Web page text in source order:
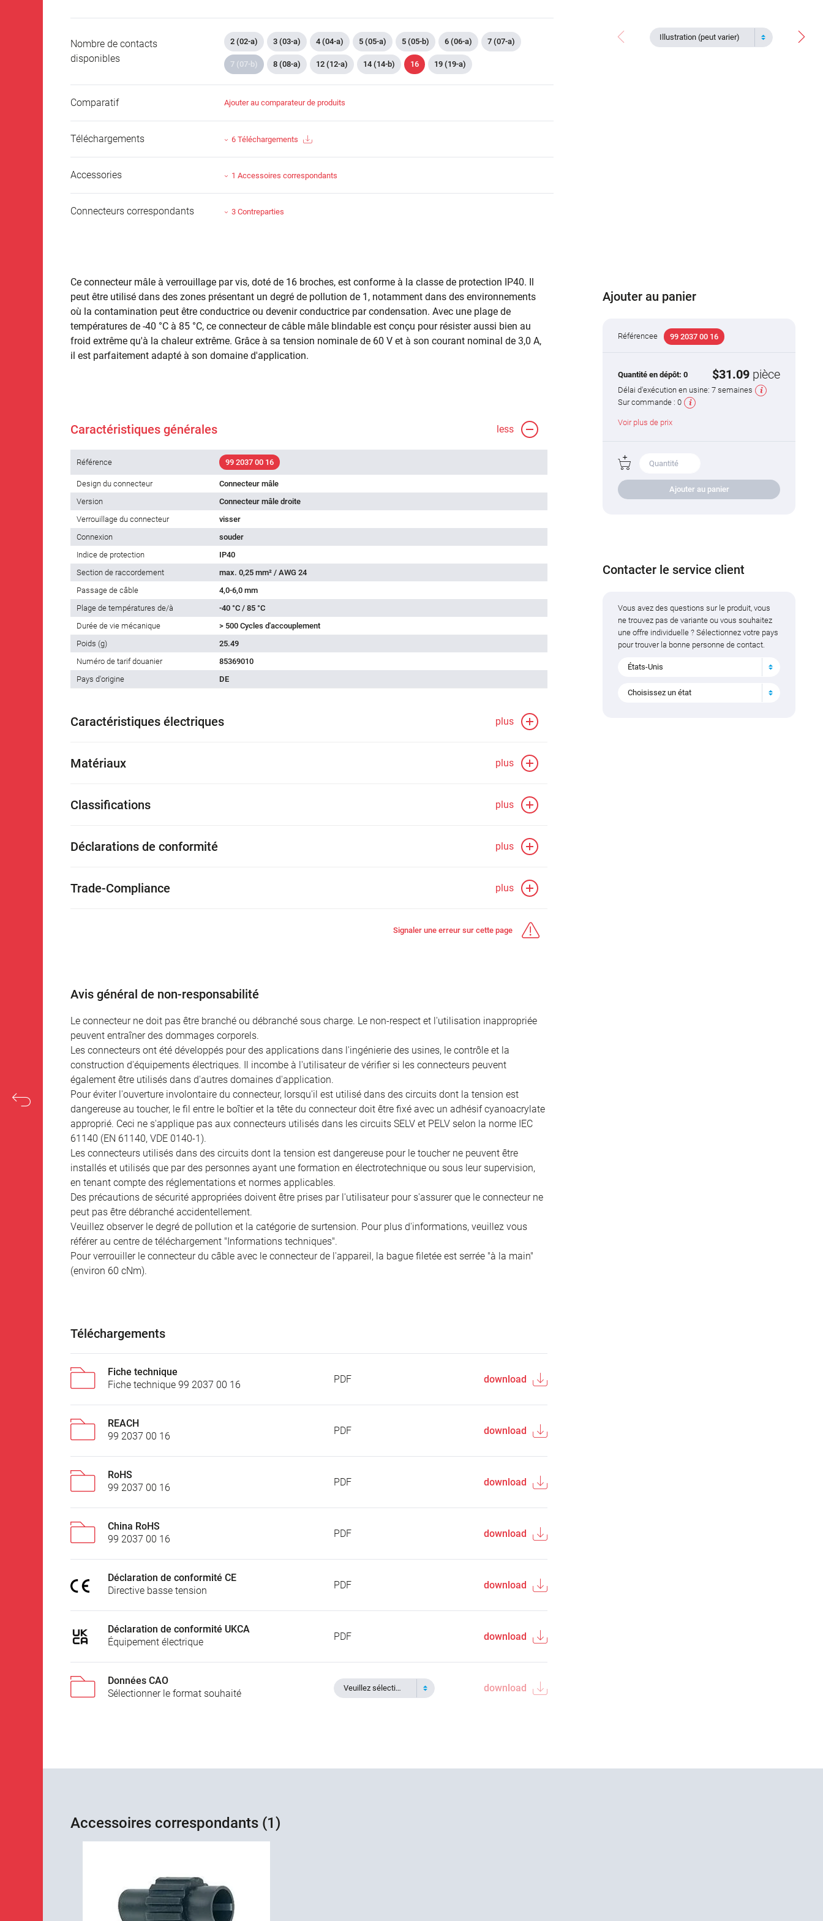
Illustration (peut varier)
Nombre de contacts
disponibles
2 (02-a) 3 (03-a) 4 (04-a) 5 (05-a) 5 (05-b) 6 (06-a) 7 (07-a)
7 (07-b) 8 (08-a) 12 (12-a) 14 (14-b) 16 19 (19-a)
Comparatif Ajouter au comparateur de produits
Téléchargements 6 Téléchargements
Accessories 1 Accessoires correspondants
Connecteurs correspondants 3 Contreparties
Ce connecteur mâle à verrouillage par vis, doté de 16 broches, est conforme à la classe de protection IP40. Il
peut être utilisé dans des zones présentant un degré de pollution de 1, notamment dans des environnements
où la contamination peut être conductrice ou devenir conductrice par condensation. Avec une plage de
températures de -40 °C à 85 °C, ce connecteur de câble mâle blindable est conçu pour résister aussi bien au
froid extrême qu'à la chaleur extrême. Grâce à sa tension nominale de 60 V et à son courant nominal de 3,0 A,
il est parfaitement adapté à son domaine d'application.
Caractéristiques générales less
Référence 99 2037 00 16
Design du connecteur
Connecteur mâle
Version
Connecteur mâle droite
Verrouillage du connecteur
visser
Connexion
souder
Indice de protection
IP40
Section de raccordement
max. 0,25 mm² / AWG 24
Passage de câble
4,0-6,0 mm
Plage de températures de/à
-40 °C / 85 °C
Durée de vie mécanique
> 500 Cycles d'accouplement
Poids (g)
25.49
Numéro de tarif douanier
85369010
Pays d'origine
DE
Caractéristiques électriques plus
Matériaux plus
Classifications plus
Déclarations de conformité plus
Trade-Compliance plus
Signaler une erreur sur cette page
Avis général de non-responsabilité
Le connecteur ne doit pas être branché ou débranché sous charge. Le non-respect et l'utilisation inappropriée
peuvent entraîner des dommages corporels.
Les connecteurs ont été développés pour des applications dans l'ingénierie des usines, le contrôle et la
construction d'équipements électriques. Il incombe à l'utilisateur de vérifier si les connecteurs peuvent
également être utilisés dans d'autres domaines d'application.
Pour éviter l'ouverture involontaire du connecteur, lorsqu'il est utilisé dans des circuits dont la tension est
dangereuse au toucher, le fil entre le boîtier et la tête du connecteur doit être fixé avec un adhésif cyanoacrylate
approprié. Ceci ne s'applique pas aux connecteurs utilisés dans les circuits SELV et PELV selon la norme IEC
61140 (EN 61140, VDE 0140-1).
Les connecteurs utilisés dans des circuits dont la tension est dangereuse pour le toucher ne peuvent être
installés et utilisés que par des personnes ayant une formation en électrotechnique ou sous leur supervision,
en tenant compte des réglementations et normes applicables.
Des précautions de sécurité appropriées doivent être prises par l'utilisateur pour s'assurer que le connecteur ne
peut pas être débranché accidentellement.
Veuillez observer le degré de pollution et la catégorie de surtension. Pour plus d'informations, veuillez vous
référer au centre de téléchargement "Informations techniques".
Pour verrouiller le connecteur du câble avec le connecteur de l'appareil, la bague filetée est serrée "à la main"
(environ 60 cNm).
Téléchargements
Fiche technique
Fiche technique 99 2037 00 16
PDF download
REACH
99 2037 00 16
PDF download
RoHS
99 2037 00 16
PDF download
China RoHS
99 2037 00 16
PDF download
Déclaration de conformité CE
Directive basse tension
PDF download
Déclaration de conformité UKCA
Équipement électrique
PDF download
Données CAO
Sélectionner le format souhaité
Veuillez sélectionner download
Ajouter au panier
Référencee 99 2037 00 16
Quantité en dépôt:0 $31.09pièce
Délai d'exécution en usine:7 semaines
Sur commande :0
Voir plus de prix
Ajouter au panier
Contacter le service client
Vous avez des questions sur le produit, vous
ne trouvez pas de variante ou vous souhaitez
une offre individuelle ? Sélectionnez votre pays
pour trouver la bonne personne de contact.
États-Unis
Choisissez un état
Accessoires correspondants (1)